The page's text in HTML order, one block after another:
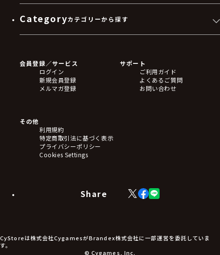
Categoryカテゴリーから探す
フィギュア
アクリルスタンド
バッジ
キーホルダー・ストラップ
ステッカー・シール・カード
タペストリー・ポスター
アームサポーター
ブレードホルダー
食品・飲料品
アパレル小物
アクセサリー
会員登録／サービス
ログイン
新規会員登録
メルマガ登録
サポート
ご利用ガイド
よくあるご質問
お問い合わせ
その他
利用規約
特定商取引法に基づく表示
プライバシーポリシー
Cookies Settings
Share
X
(Twitter)
Facebook
LINE
CyStoreは株式会社CygamesがBrandex株式会社に一部運営を委託していま
す。
© Cygames, Inc.